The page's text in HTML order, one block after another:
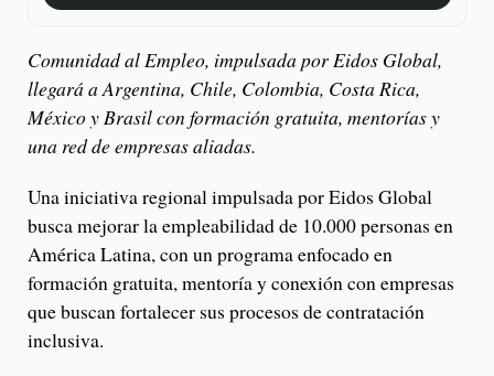
Comunidad al Empleo, impulsada por Eidos Global,
llegará a Argentina, Chile, Colombia, Costa Rica,
México y Brasil con formación gratuita, mentorías y
una red de empresas aliadas.
Una iniciativa regional impulsada por Eidos Global
busca mejorar la empleabilidad de 10.000 personas en
América Latina, con un programa enfocado en
formación gratuita, mentoría y conexión con empresas
que buscan fortalecer sus procesos de contratación
inclusiva.